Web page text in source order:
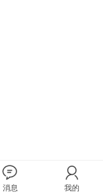
消息 我的